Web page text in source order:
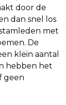
door de
dan snel los
met
De
klein aantal
hebben het
geen